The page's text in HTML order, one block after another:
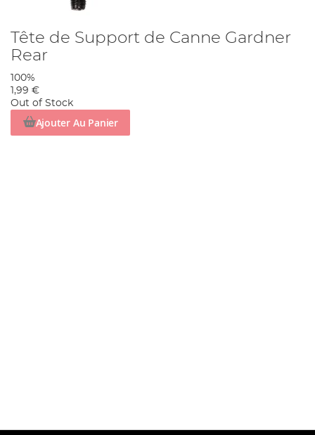
Tête de Support de Canne Gardner
Rear
100%
1,99 €
Out of Stock
Ajouter Au Panier